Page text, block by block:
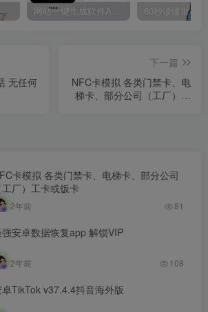
朔风下载25110109 -磁力下载神器-去VIP限制版本 网站一键生成软件APP 完美版 同时支持打包html文件
无任何
下一篇
NFC卡模拟 各类门禁卡、电
梯卡、部分公司（工厂）工
卡模拟 各类门禁卡、电梯卡、部分公司
工厂）工卡或饭卡
2年前 81
安卓数据恢复app 解锁VIP
2年前 108
TikTok v37.4.4抖音海外版